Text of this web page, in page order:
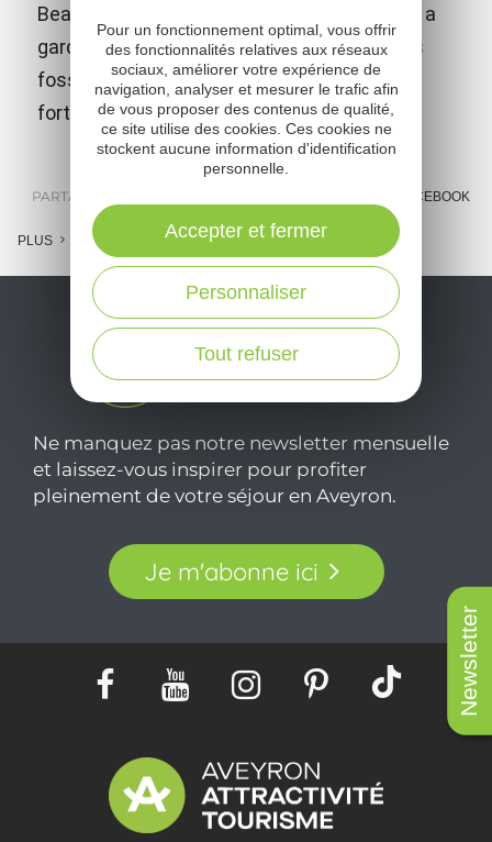
Newsletter
Beaux Villages de France" Saint-Côme-d'Olt a
gardé son ancienne infrastructure avec ses
fossés (actuel tour de ville) et son enceinte
fortifiée percée de trois portes.
PARTAGER : FACEBOOK
PLUS
Ne manquez pas notre newsletter mensuelle
et laissez-vous inspirer pour profiter
pleinement de votre séjour en Aveyron.
Je m'abonne ici
Pour un fonctionnement optimal, vous offrir
des fonctionnalités relatives aux réseaux
sociaux, améliorer votre expérience de
navigation, analyser et mesurer le trafic afin
de vous proposer des contenus de qualité,
ce site utilise des cookies. Ces cookies ne
stockent aucune information d'identification
personnelle.
Tout refuser
Personnaliser
Accepter et fermer